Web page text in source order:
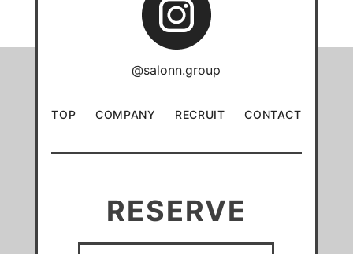
@salonn.group
TOP COMPANY RECRUIT CONTACT
RESERVE